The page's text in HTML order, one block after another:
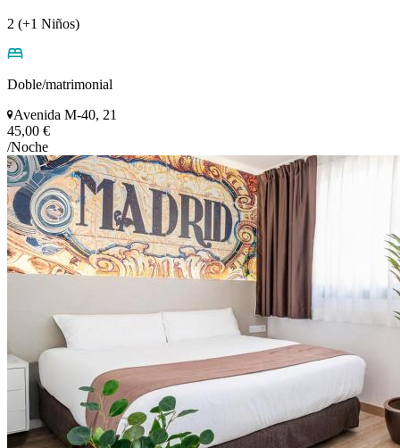
2 (+1 Niños)
Doble/matrimonial
Avenida M-40, 21
45,00 €
/Noche